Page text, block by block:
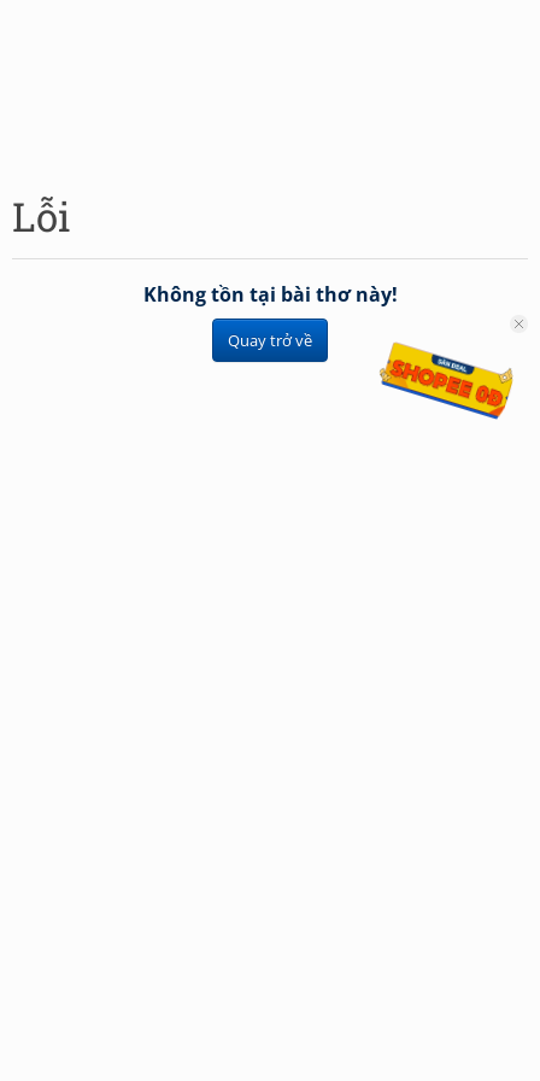
Lỗi
Không tồn tại bài thơ này!